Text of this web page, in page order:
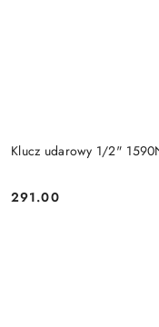
Klucz udarowy 1/2"
Cena:
291.00